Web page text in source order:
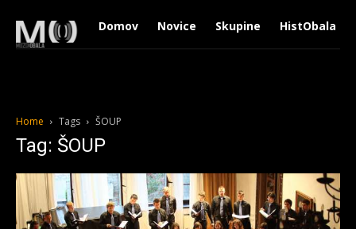
Domov Novice Skupine HistObala
Home Tags ŠOUP
Tag: ŠOUP